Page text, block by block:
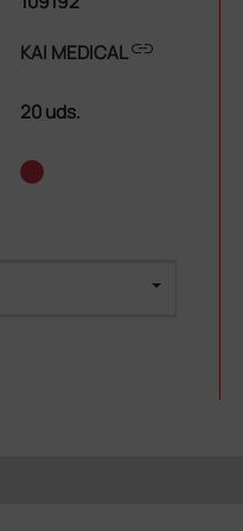
KAI MEDICALlink
20 uds.